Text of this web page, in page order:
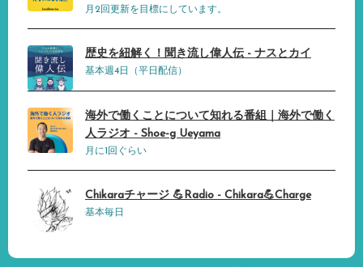
月2回更新を目標にしています。
歴史を紐解く！聞き流し偉人伝 - ナスとカイ
基本週4日（平日配信）
海外で働くことについて知れる番組｜海外で働く
人ラジオ - Shoe-g Ueyama
月に1回ぐらい
Chikaraチャージ 💪Radio - Chikara💪Charge
基本毎日